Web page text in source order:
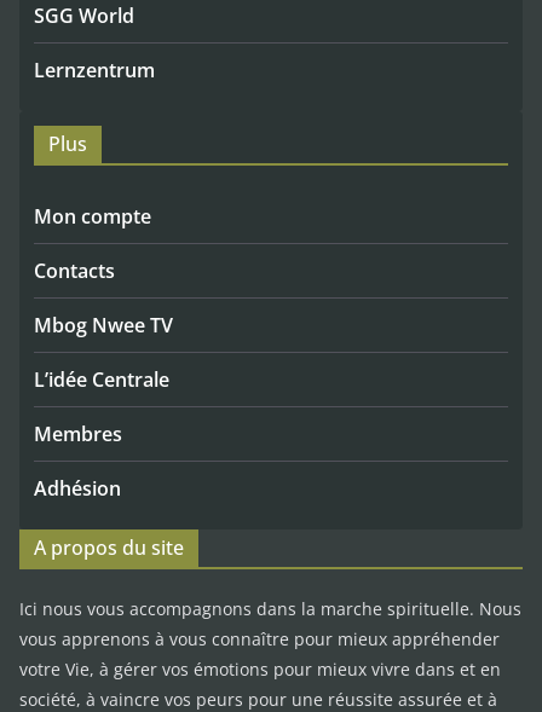
SGG World
Lernzentrum
Plus
Mon compte
Contacts
Mbog Nwee TV
L’idée Centrale
Membres
Adhésion
A propos du site
Ici nous vous accompagnons dans la marche spirituelle. Nous
vous apprenons à vous connaître pour mieux appréhender
votre Vie, à gérer vos émotions pour mieux vivre dans et en
société, à vaincre vos peurs pour une réussite assurée et à